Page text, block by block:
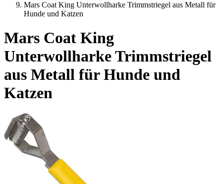
Mars Coat King Unterwollharke Trimmstriegel aus Metall für
Hunde und Katzen
Mars Coat King
Unterwollharke Trimmstriegel
aus Metall für Hunde und
Katzen